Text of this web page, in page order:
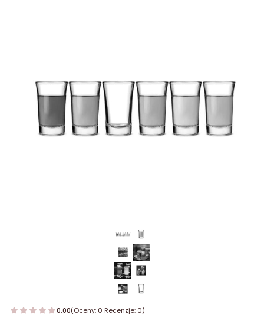
0.00(Oceny: 0 Recenzje: 0)